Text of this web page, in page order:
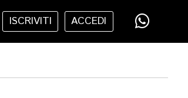
ISCRIVITI ACCEDI